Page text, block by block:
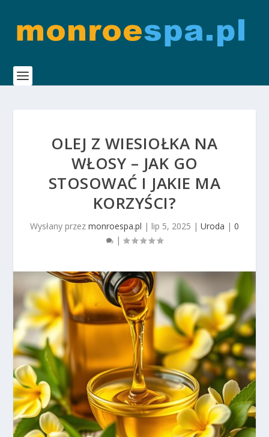
OLEJ Z WIESIOŁKA NA
WŁOSY – JAK GO
STOSOWAĆ I JAKIE MA
KORZYŚCI?
Wysłany przez monroespa.pl | lip 5, 2025 | Uroda | 0
|